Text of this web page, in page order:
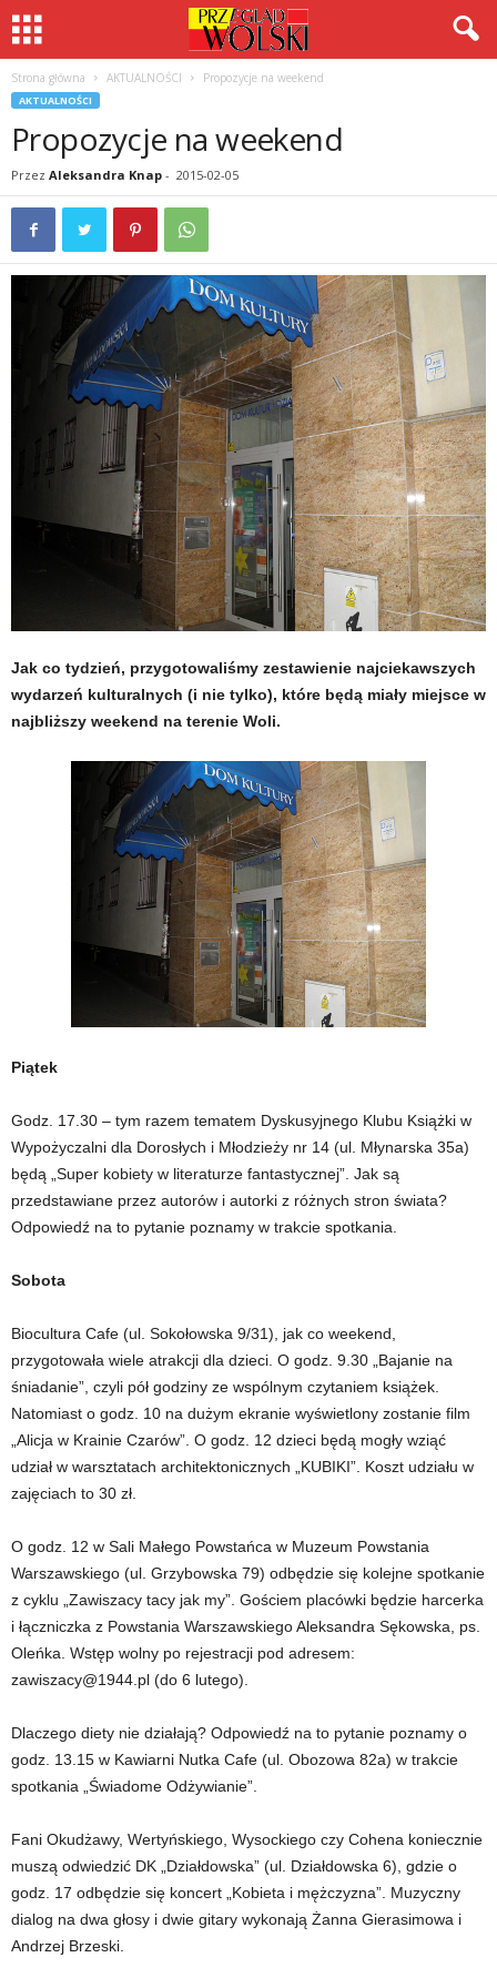
Strona główna AKTUALNOŚCI Propozycje na weekend
AKTUALNOŚCI
Propozycje na weekend
Przez Aleksandra Knap - 2015-02-05
Jak co tydzień, przygotowaliśmy zestawienie najciekawszych
wydarzeń kulturalnych (i nie tylko), które będą miały miejsce w
najbliższy weekend na terenie Woli.
Piątek
Godz. 17.30 – tym razem tematem Dyskusyjnego Klubu Książki w
Wypożyczalni dla Dorosłych i Młodzieży nr 14 (ul. Młynarska 35a)
będą „Super kobiety w literaturze fantastycznej”. Jak są
przedstawiane przez autorów i autorki z różnych stron świata?
Odpowiedź na to pytanie poznamy w trakcie spotkania.
Sobota
Biocultura Cafe (ul. Sokołowska 9/31), jak co weekend,
przygotowała wiele atrakcji dla dzieci. O godz. 9.30 „Bajanie na
śniadanie”, czyli pół godziny ze wspólnym czytaniem książek.
Natomiast o godz. 10 na dużym ekranie wyświetlony zostanie film
„Alicja w Krainie Czarów”. O godz. 12 dzieci będą mogły wziąć
udział w warsztatach architektonicznych „KUBIKI”. Koszt udziału w
zajęciach to 30 zł.
O godz. 12 w Sali Małego Powstańca w Muzeum Powstania
Warszawskiego (ul. Grzybowska 79) odbędzie się kolejne spotkanie
z cyklu „Zawiszacy tacy jak my”. Gościem placówki będzie harcerka
i łączniczka z Powstania Warszawskiego Aleksandra Sękowska, ps.
Oleńka. Wstęp wolny po rejestracji pod adresem:
zawiszacy@1944.pl (do 6 lutego).
Dlaczego diety nie działają? Odpowiedź na to pytanie poznamy o
godz. 13.15 w Kawiarni Nutka Cafe (ul. Obozowa 82a) w trakcie
spotkania „Świadome Odżywianie”.
Fani Okudżawy, Wertyńskiego, Wysockiego czy Cohena koniecznie
muszą odwiedzić DK „Działdowska” (ul. Działdowska 6), gdzie o
godz. 17 odbędzie się koncert „Kobieta i mężczyzna”. Muzyczny
dialog na dwa głosy i dwie gitary wykonają Żanna Gierasimowa i
Andrzej Brzeski.